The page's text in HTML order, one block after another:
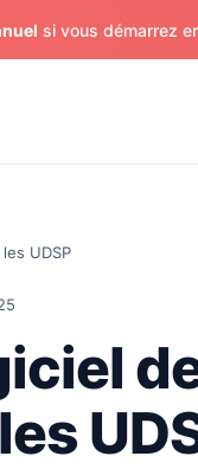
si vous démarrez
UDSP